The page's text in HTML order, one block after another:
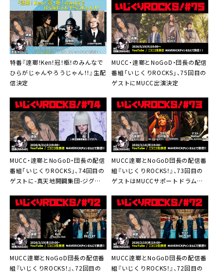
オ生出演
特番『逹瑯！Ken！冠！柩！のみんなで
ひらがじゃんやろうじゃん！！』生配
信決定
MUCC・逹瑯とNoGoD・団長の配信
番組「いじくりROCKS」、75回目の
ゲストにMUCC出演決定
MUCC・逹瑯とNoGoD・団長の配信
番組「いじくりROCKS」、74回目の
ゲストに-真天地開闢集団-ジグザ
MUCC逹瑯とNoGoD団長の配信番
組『いじくりROCKS！』、73回目の
ゲストはMUCCサポートドラムを
MUCC逹瑯とNoGoD団長の配信番
組『いじくりROCKS！』、72回目の
MUCC逹瑯とNoGoD団長の配信番
組『いじくりROCKS！』、72回目の